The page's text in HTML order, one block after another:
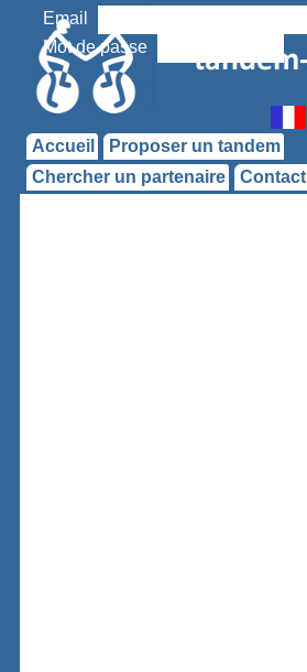
Email
Mot de passe
Accueil
Proposer un tandem
Chercher un partenaire
Contact